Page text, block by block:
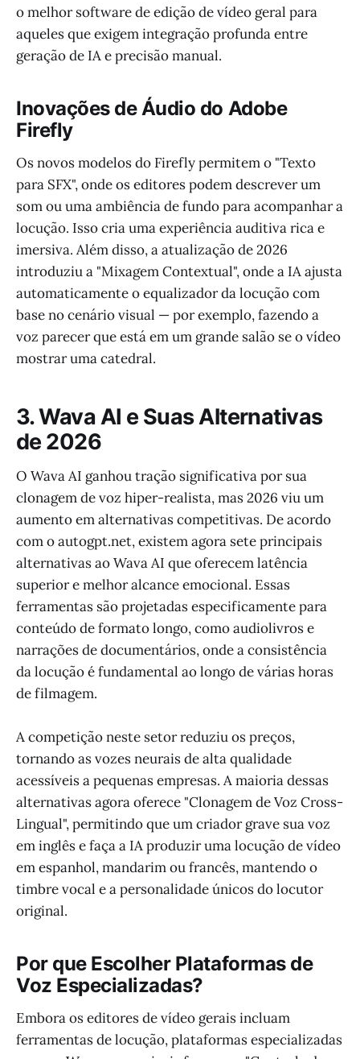
o melhor software de edição de vídeo geral para
aqueles que exigem integração profunda entre
geração de IA e precisão manual.
Inovações de Áudio do Adobe
Firefly
Os novos modelos do Firefly permitem o "Texto
para SFX", onde os editores podem descrever um
som ou uma ambiência de fundo para acompanhar a
locução. Isso cria uma experiência auditiva rica e
imersiva. Além disso, a atualização de 2026
introduziu a "Mixagem Contextual", onde a IA ajusta
automaticamente o equalizador da locução com
base no cenário visual — por exemplo, fazendo a
voz parecer que está em um grande salão se o vídeo
mostrar uma catedral.
3. Wava AI e Suas Alternativas
de 2026
O Wava AI ganhou tração significativa por sua
clonagem de voz hiper-realista, mas 2026 viu um
aumento em alternativas competitivas. De acordo
com o autogpt.net, existem agora sete principais
alternativas ao Wava AI que oferecem latência
superior e melhor alcance emocional. Essas
ferramentas são projetadas especificamente para
conteúdo de formato longo, como audiolivros e
narrações de documentários, onde a consistência
da locução é fundamental ao longo de várias horas
de filmagem.
A competição neste setor reduziu os preços,
tornando as vozes neurais de alta qualidade
acessíveis a pequenas empresas. A maioria dessas
alternativas agora oferece "Clonagem de Voz Cross-
Lingual", permitindo que um criador grave sua voz
em inglês e faça a IA produzir uma locução de vídeo
em espanhol, mandarim ou francês, mantendo o
timbre vocal e a personalidade únicos do locutor
original.
Por que Escolher Plataformas de
Voz Especializadas?
Embora os editores de vídeo gerais incluam
ferramentas de locução, plataformas especializadas